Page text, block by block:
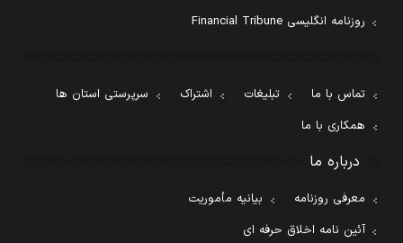
روزنامه انگلیسی Financial Tribune
تماس با ما تبلیغات اشتراک
سرپرستی استان ها
همکاری با ما
درباره ما
معرفی روزنامه
بیانیه مأموریت
آئین نامه اخلاق حرفه ای